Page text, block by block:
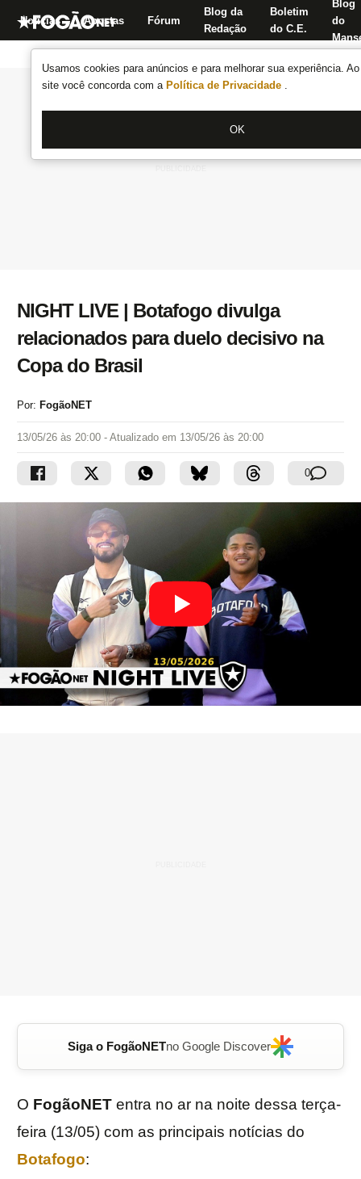
Usamos cookies para anúncios e para melhorar sua experiência.
site você concorda com a Política de Privacidade .
OK
Notícias Apostas Fórum
Blog da
Redação
Boletim
do C.E.
Blog
do
NIGHT LIVE | Botafogo divulga
relacionados para duelo decisivo na
Copa do Brasil
Por: FogãoNET
13/05/26 às 20:00 - Atualizado em 13/05/26 às 20:00
0
Siga o FogãoNETno Google Discover
O FogãoNET entra no ar na noite dessa terça-
feira (13/05) com as principais notícias do
Botafogo: